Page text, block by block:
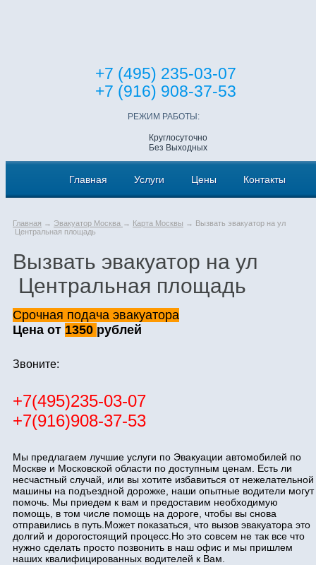
+7 (495) 235-03-07
+7 (916) 908-37-53
РЕЖИМ РАБОТЫ:
Круглосуточно
Без Выходных
Главная Услуги Цены Контакты
Главная → Эвакуатор Москва → Карта Москвы → Вызвать эвакуатор на ул
Центральная площадь
Вызвать эвакуатор на ул
Центральная площадь
Срочная подача эвакуатора
Цена от 1350 рублей
Звоните:
+7(495)235-03-07
+7(916)908-37-53
Мы предлагаем лучшие услуги по Эвакуации автомобилей по
Москве и Московской области по доступным ценам. Есть ли
несчастный случай, или вы хотите избавиться от нежелательной
машины на подъездной дорожке, наши опытные водители могут
помочь. Мы приедем к вам и предоставим необходимую
помощь, в том числе помощь на дороге, чтобы вы снова
отправились в путь.Может показаться, что вызов эвакуатора это
долгий и дорогостоящий процесс.Но это совсем не так все что
нужно сделать просто позвонить в наш офис и мы пришлем
наших квалифицированных водителей к Вам.